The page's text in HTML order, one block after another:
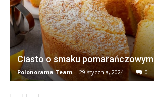
Ciasto o smaku pomarańczowym
Polonorama Team - 29 stycznia, 2024 0